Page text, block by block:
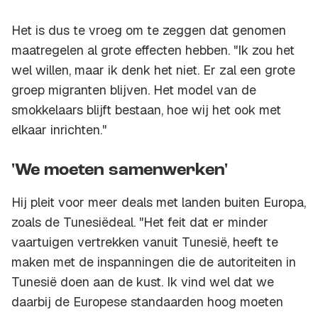
Het is dus te vroeg om te zeggen dat genomen
maatregelen al grote effecten hebben. "Ik zou het
wel willen, maar ik denk het niet. Er zal een grote
groep migranten blijven. Het model van de
smokkelaars blijft bestaan, hoe wij het ook met
elkaar inrichten."
'We moeten samenwerken'
Hij pleit voor meer deals met landen buiten Europa,
zoals de Tunesiëdeal. "Het feit dat er minder
vaartuigen vertrekken vanuit Tunesië, heeft te
maken met de inspanningen die de autoriteiten in
Tunesië doen aan de kust. Ik vind wel dat we
daarbij de Europese standaarden hoog moeten